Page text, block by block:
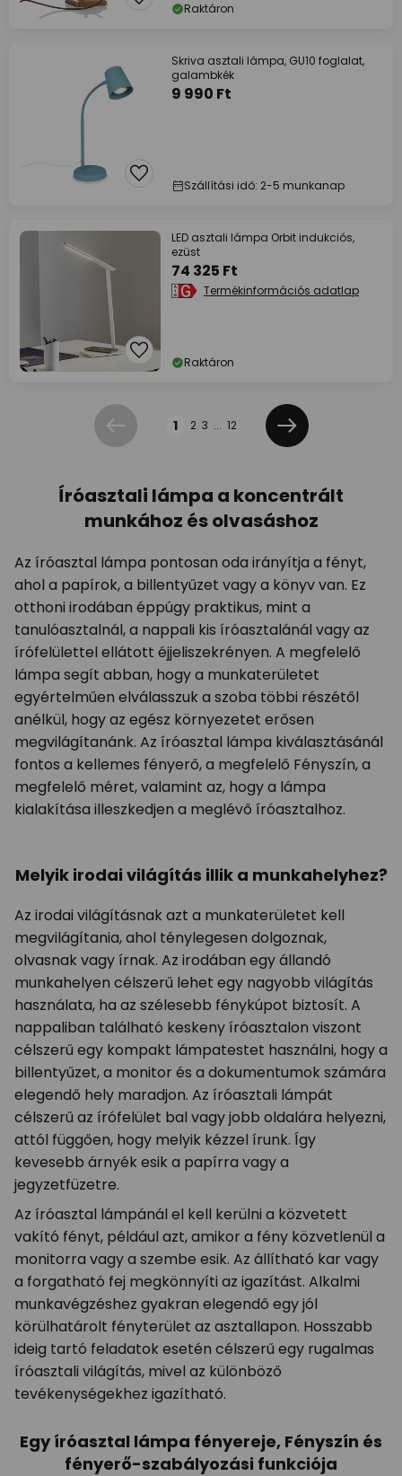
Raktáron
Skriva asztali lámpa, GU10 foglalat,
galambkék
9 990 Ft
Szállítási idő: 2-5 munkanap
LED asztali lámpa Orbit indukciós,
ezüst
74 325 Ft
Termékinformációs adatlap
Raktáron
Előző 1 2 3 ... 12
Következő
Íróasztali lámpa a koncentrált
munkához és olvasáshoz
Az íróasztal lámpa pontosan oda irányítja a fényt,
ahol a papírok, a billentyűzet vagy a könyv van. Ez
otthoni irodában éppúgy praktikus, mint a
tanulóasztalnál, a nappali kis íróasztalánál vagy az
írófelülettel ellátott éjjeliszekrényen. A megfelelő
lámpa segít abban, hogy a munkaterületet
egyértelműen elválasszuk a szoba többi részétől
anélkül, hogy az egész környezetet erősen
megvilágítanánk. Az íróasztal lámpa kiválasztásánál
fontos a kellemes fényerő, a megfelelő Fényszín, a
megfelelő méret, valamint az, hogy a lámpa
kialakítása illeszkedjen a meglévő íróasztalhoz.
Melyik irodai világítás illik a munkahelyhez?
Az irodai világításnak azt a munkaterületet kell
megvilágítania, ahol ténylegesen dolgoznak,
olvasnak vagy írnak. Az irodában egy állandó
munkahelyen célszerű lehet egy nagyobb világítás
használata, ha az szélesebb fénykúpot biztosít. A
nappaliban található keskeny íróasztalon viszont
célszerű egy kompakt lámpatestet használni, hogy a
billentyűzet, a monitor és a dokumentumok számára
elegendő hely maradjon. Az íróasztali lámpát
célszerű az írófelület bal vagy jobb oldalára helyezni,
attól függően, hogy melyik kézzel írunk. Így
kevesebb árnyék esik a papírra vagy a
jegyzetfüzetre.
Az íróasztal lámpánál el kell kerülni a közvetett
vakító fényt, például azt, amikor a fény közvetlenül a
monitorra vagy a szembe esik. Az állítható kar vagy
a forgatható fej megkönnyíti az igazítást. Alkalmi
munkavégzéshez gyakran elegendő egy jól
körülhatárolt fényterület az asztallapon. Hosszabb
ideig tartó feladatok esetén célszerű egy rugalmas
íróasztali világítás, mivel az különböző
tevékenységekhez igazítható.
Egy íróasztal lámpa fényereje, Fényszín és
fényerő-szabályozási funkciója